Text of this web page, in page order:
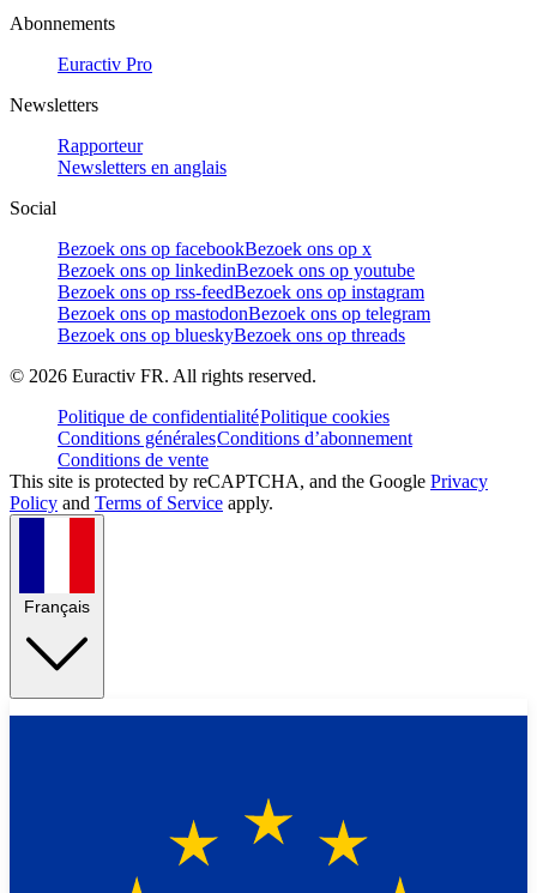
Abonnements
Euractiv Pro
Newsletters
Rapporteur
Newsletters en anglais
Social
Bezoek ons op facebookBezoek ons op x
Bezoek ons op linkedinBezoek ons op youtube
Bezoek ons op rss-feedBezoek ons op instagram
Bezoek ons op mastodonBezoek ons op telegram
Bezoek ons op blueskyBezoek ons op threads
© 2026 Euractiv FR. All rights reserved.
Politique de confidentialitéPolitique cookies
Conditions généralesConditions d’abonnement
Conditions de vente
This site is protected by reCAPTCHA, and the Google Privacy
Policy and Terms of Service apply.
Français